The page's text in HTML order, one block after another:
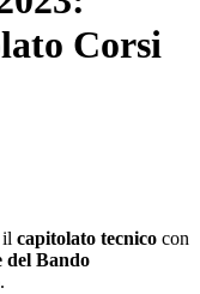
Corsi
il capitolato tecnico con
del Bando
.